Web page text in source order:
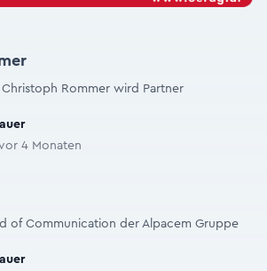
Christoph Rommer wird Partner
4 Monaten
of Communication der Alpacem Gruppe